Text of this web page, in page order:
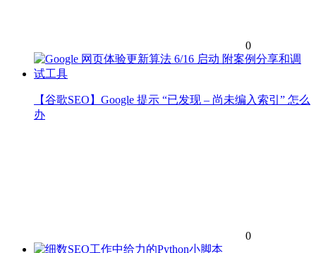
0
【谷歌SEO】Google 提示 “已发现 – 尚未编入索引” 怎么
办
0